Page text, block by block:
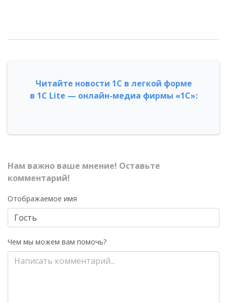
Читайте новости 1С в легкой форме
в 1С Lite — онлайн-медиа фирмы «1С»:
Нам важно ваше мнение! Оставьте
комментарий!
Отображаемое имя
Чем мы можем вам помочь?